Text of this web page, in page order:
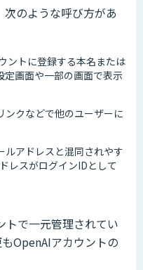
のような呼び方があ
ントに登録する本名または
定画面や一部の画面で表示
ンクなどで他のユーザーに
ルアドレスと混同されやす
レスがログインIDとして
トで一元管理されてい
OpenAIアカウントの